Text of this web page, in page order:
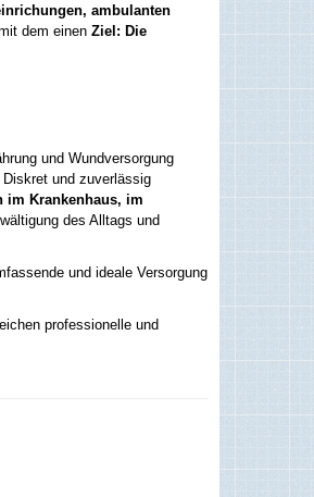
ambulanten
dem einen Ziel: Die
und Wundversorgung
und zuverlässig
im Krankenhaus, im
des Alltags und
und ideale Versorgung
professionelle und